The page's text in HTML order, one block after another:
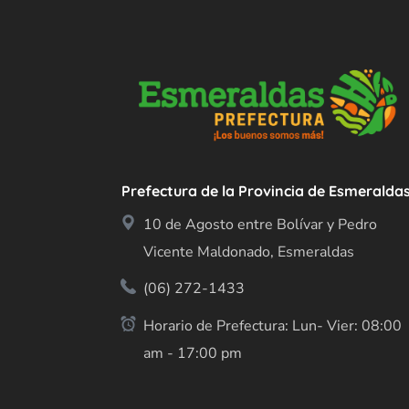
Prefectura de la Provincia de
10 de Agosto entre Bolívar y Pedro
Vicente Maldonado, Esmeraldas
(06) 272-1433
Horario de Prefectura: Lun- Vier: 08:00
am - 17:00 pm